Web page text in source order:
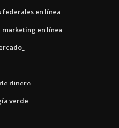
federales en línea
marketing en línea
dinero
verde